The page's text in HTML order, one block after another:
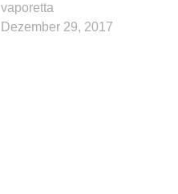
vaporetta
Dezember 29, 2017